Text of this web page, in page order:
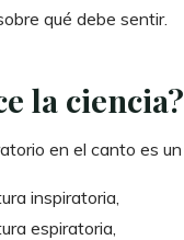
qué debe sentir.
la ciencia?
en el canto es un
inspiratoria,
espiratoria,